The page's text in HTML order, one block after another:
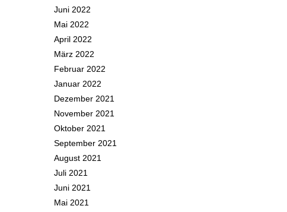
Juni 2022
Mai 2022
April 2022
März 2022
Februar 2022
Januar 2022
Dezember 2021
November 2021
Oktober 2021
September 2021
August 2021
Juli 2021
Juni 2021
Mai 2021